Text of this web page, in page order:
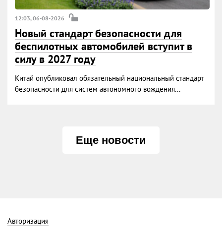
12:03, 06-08-2026
Новый стандарт безопасности для
беспилотных автомобилей вступит в
силу в 2027 году
Китай опубликовал обязательный национальный стандарт
безопасности для систем автономного вождения...
Еще новости
Авторизация